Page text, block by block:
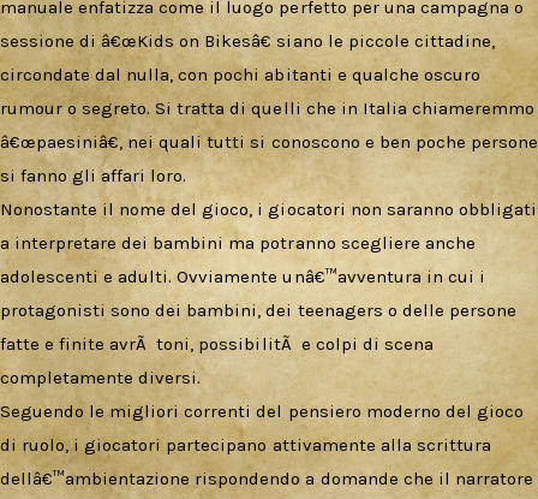
manuale enfatizza come il luogo perfetto per una campagna o
sessione di â€œKids on Bikesâ€ siano le piccole cittadine,
circondate dal nulla, con pochi abitanti e qualche oscuro
rumour o segreto. Si tratta di quelli che in Italia chiameremmo
â€œpaesiniâ€, nei quali tutti si conoscono e ben poche persone
si fanno gli affari loro.
Nonostante il nome del gioco, i giocatori non saranno obbligati
a interpretare dei bambini ma potranno scegliere anche
adolescenti e adulti. Ovviamente unâ€™avventura in cui i
protagonisti sono dei bambini, dei teenagers o delle persone
fatte e finite avrÃ toni, possibilitÃ e colpi di scena
completamente diversi.
Seguendo le migliori correnti del pensiero moderno del gioco
di ruolo, i giocatori partecipano attivamente alla scrittura
dellâ€™ambientazione rispondendo a domande che il narratore